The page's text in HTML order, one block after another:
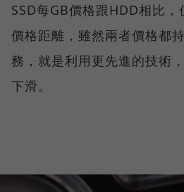
SSD每GB價格跟HDD相比
價格距離，雖然兩者價格都
務，就是利用更先進的技術
下滑。